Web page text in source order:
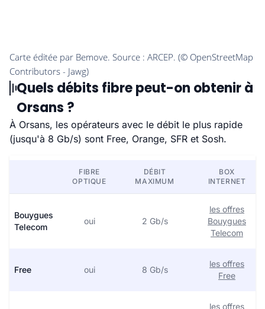
Quels débits fibre peut-on obtenir à
Orsans ?
À Orsans, les opérateurs avec le débit le plus rapide
(jusqu'à 8 Gb/s) sont Free, Orange, SFR et Sosh.
FIBRE
OPTIQUE
DÉBIT
MAXIMUM
BOX
INTERNET
Bouygues
Telecom
oui 2 Gb/s
les offres
Bouygues
Telecom
Free oui 8 Gb/s
les offres
Free
les offres